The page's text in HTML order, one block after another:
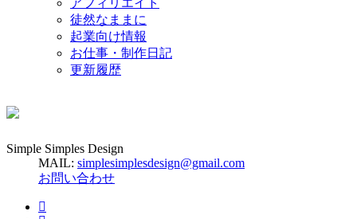
徒然なままに
起業向け情報
お仕事・制作日記
更新履歴
Simple Simples Design
MAIL: simplesimplesdesign@gmail.com
お問い合わせ